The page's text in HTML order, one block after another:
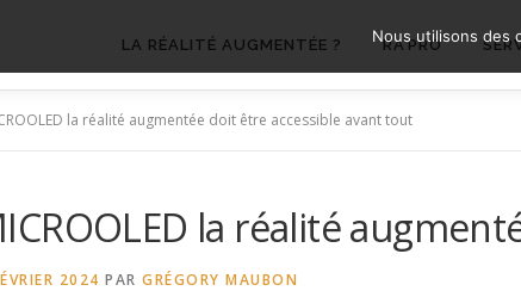
LA RÉALITÉ AUGMENTÉE ? RA’PRO
la réalité augmentée doit être accessible avant tout
la réalité
2024 PAR GRÉGORY MAUBON
Nous utilisons des